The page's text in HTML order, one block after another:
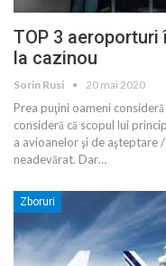
TOP 3
la cazinou
Sorin Rusi 20 mai 2020
Prea puţini oameni
consideră că scopul lui
a avioanelor şi de aşteptare
neadevărat. Dar…
Zboruri